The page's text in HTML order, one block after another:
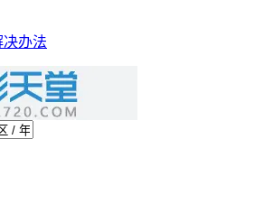
办法